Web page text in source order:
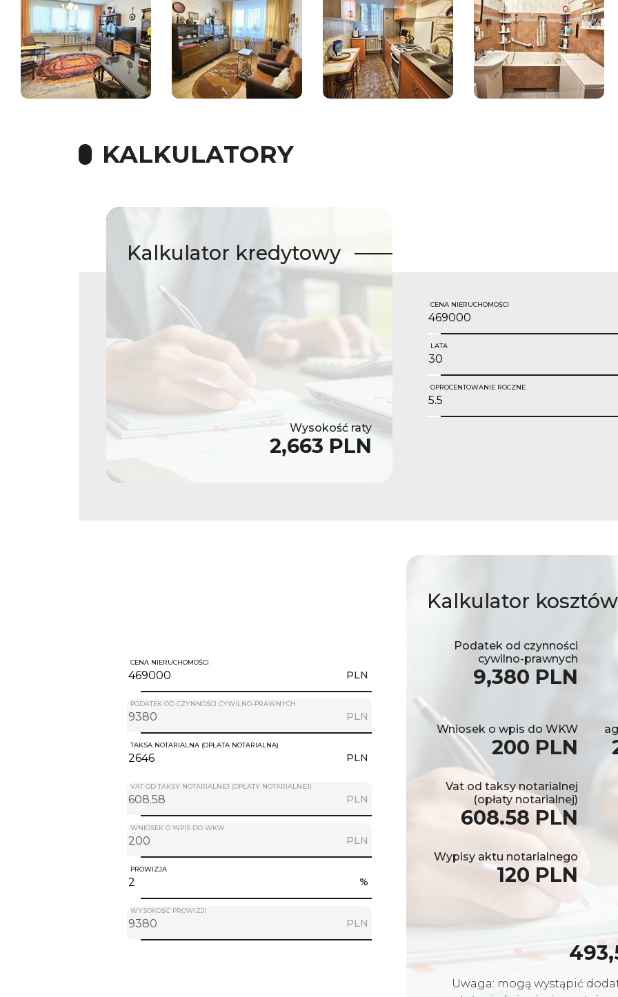
KALKULATORY
Kalkulator kredytowy
Wysokość raty
2,663 PLN
CENA NIERUCHOMOŚCI
LATA
OPROCENTOWANIE ROCZNE
Kalkulator kosztów
Podatek od czynności
cywilno-prawnych
9,380 PLN
Wniosek o wpis do WKW
200 PLN
Vat od taksy notarialnej
(opłaty notarialnej)
608.58 PLN
Wypisy aktu notarialnego
120 PLN
Uwaga: mogą wystąpić
CENA NIERUCHOMOŚCI
PLN
PODATEK OD CZYNNOŚCI CYWILNO-PRAWNYCH
PLN
TAKSA NOTARIALNA (OPŁATA NOTARIALNA)
PLN
VAT OD TAKSY NOTARIALNEJ (OPŁATY NOTARIALNEJ)
PLN
WNIOSEK O WPIS DO WKW
PLN
PROWIZJA
%
WYSOKOŚĆ PROWIZJI
PLN